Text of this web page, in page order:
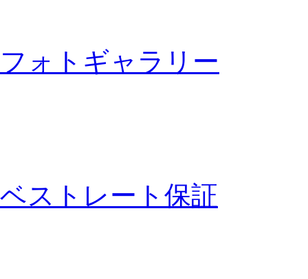
フォトギャラリー
ベストレート保証